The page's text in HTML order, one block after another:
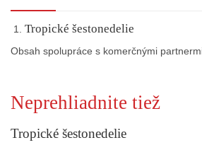
Tropické šestonedelie
Obsah spolupráce s komerčnými
Neprehliadnite tiež
Tropické šestonedelie